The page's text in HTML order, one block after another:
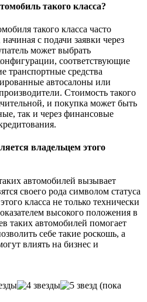
такого класса?
такого класса часто
с подачи заявки через
может выбрать
соответствующие
транспортные средства
автосалоны или
Стоимость такого
и покупка может быть
так и через финансовые
владельцем этого
автомобилей вызывает
своего рода символом статуса
класса не только технически
высокого положения в
таких автомобилей помогает
себе такие роскошь, а
влиять на бизнес и
(пока